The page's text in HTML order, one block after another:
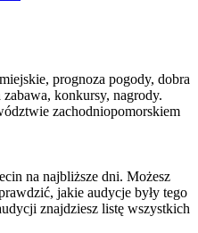
prognoza pogody, dobra
konkursy, nagrody.
zachodniopomorskiem
na najbliższe dni. Możesz
jakie audycje były tego
znajdziesz listę wszystkich